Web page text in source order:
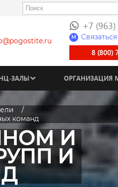
+7
M
8 (800)
ЗАЛЫ ОРГАНИЗАЦИЯ
команд
И
И